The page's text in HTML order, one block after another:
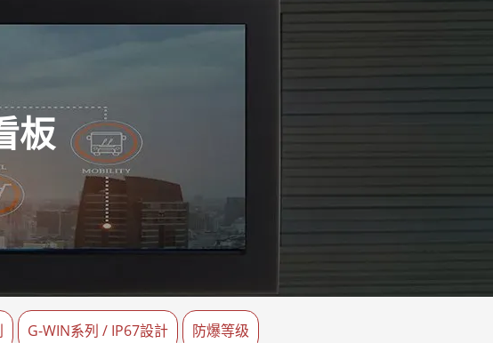
業電腦
國防等級超強固型平板電腦
國防等級工業電腦
電腦
船舶等級
船舶等級顯示器
船舶等級嵌入式電腦
業電腦
入式電腦
不鏽鋼工業顯示器
綠能減碳解決方案
板
G-WIN系列 / IP67設計 防爆等级